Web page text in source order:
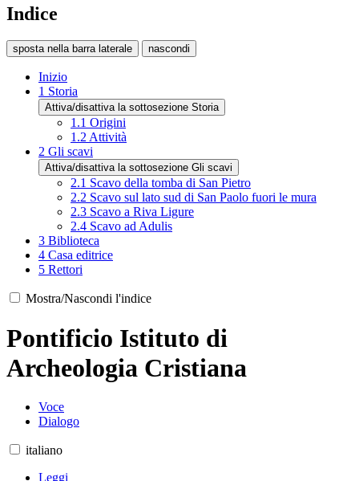
Indice
sposta nella barra laterale nascondi
Inizio
1 Storia
Attiva/disattiva la sottosezione Storia
1.1 Origini
1.2Attività
2 Gli scavi
Attiva/disattiva la sottosezione Gli scavi
2.1 Scavo della tomba di San Pietro
2.2 Scavo sul lato sud di San Paolo fuori le mura
2.3 Scavo a Riva Ligure
2.4 Scavo ad Adulis
3 Biblioteca
4 Casa editrice
5 Rettori
Mostra/Nascondi l'indice
Pontificio Istituto di
Archeologia Cristiana
Voce
Dialogo
italiano
Leggi